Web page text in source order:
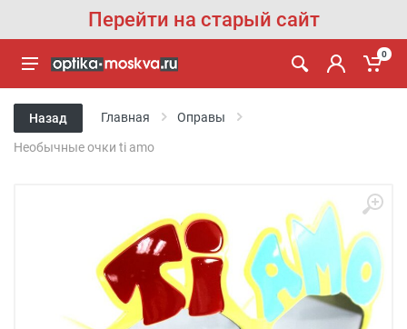
Перейти на старый сайт
0
Назад Главная Оправы
Необычные очки ti amo